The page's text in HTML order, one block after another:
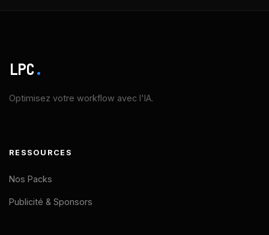
LPC.
Optimisez votre workflow avec l'IA.
RESSOURCES
Nos Packs
Publicité & Sponsors